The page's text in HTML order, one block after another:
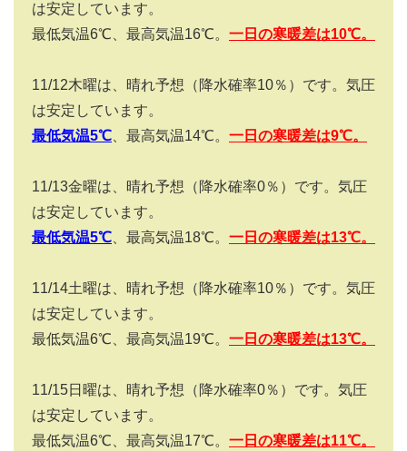
は安定しています。
最低気温6℃、最高気温16℃。 一日の寒暖差は10℃。
11/12木曜は、晴れ予想（降水確率10％）です。気圧
は安定しています。
最低気温5℃ 、最高気温14℃。 一日の寒暖差は9℃。
11/13金曜は、晴れ予想（降水確率0％）です。気圧
は安定しています。
最低気温5℃ 、最高気温18℃。 一日の寒暖差は13℃。
11/14土曜は、晴れ予想（降水確率10％）です。気圧
は安定しています。
最低気温6℃、最高気温19℃。 一日の寒暖差は13℃。
11/15日曜は、晴れ予想（降水確率0％）です。気圧
は安定しています。
最低気温6℃、最高気温17℃。 一日の寒暖差は11℃。